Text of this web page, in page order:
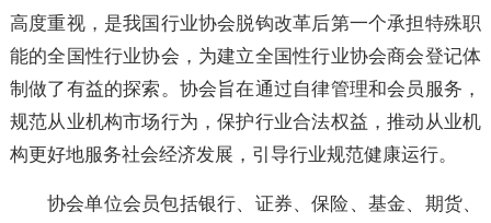
中国互联网金融协会的成立得到了党中央、国务院
高度重视，是我国行业协会脱钩改革后第一个承担特殊
能的全国性行业协会，为建立全国性行业协会商会登记
制做了有益的探索。协会旨在通过自律管理和会员服务
构更好地服务社会经济发展，引导行业规范健康运行。